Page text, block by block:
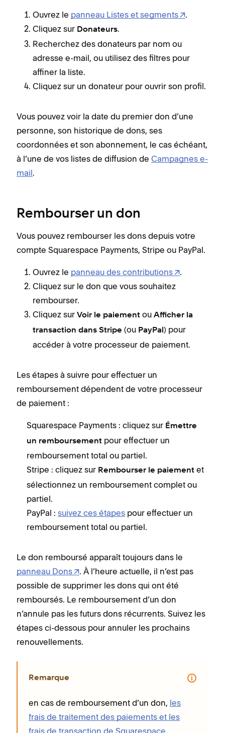
Ouvrez le panneau Listes et segments
.
Cliquez sur Donateurs.
Recherchez des donateurs par nom ou
adresse e-mail, ou utilisez des filtres pour
affiner la liste.
Cliquez sur un donateur pour ouvrir son profil.
Vous pouvez voir la date du premier don d’une
personne, son historique de dons, ses
coordonnées et son abonnement, le cas échéant,
à l’une de vos listes de diffusion de Campagnes e-
mail.
Rembourser un don
Vous pouvez rembourser les dons depuis votre
compte Squarespace Payments, Stripe ou PayPal.
Ouvrez le panneau des contributions
.
Cliquez sur le don que vous souhaitez
rembourser.
Cliquez sur Voir le paiement ou Afficher la
transaction dans Stripe (ou PayPal ) pour
accéder à votre processeur de paiement.
Les étapes à suivre pour effectuer un
remboursement dépendent de votre processeur
de paiement :
Squarespace Payments : cliquez sur Émettre
un remboursement pour effectuer un
remboursement total ou partiel.
Stripe : cliquez sur Rembourser le paiement et
sélectionnez un remboursement complet ou
partiel.
PayPal : suivez ces étapes pour effectuer un
remboursement total ou partiel.
Le don remboursé apparaît toujours dans le
panneau Dons
. À l’heure actuelle, il n’est pas
possible de supprimer les dons qui ont été
remboursés. Le remboursement d’un don
n’annule pas les futurs dons récurrents. Suivez les
étapes ci-dessous pour annuler les prochains
renouvellements.
Remarque
en cas de remboursement d’un don, les
frais de traitement des paiements et les
frais de transaction de Squarespace